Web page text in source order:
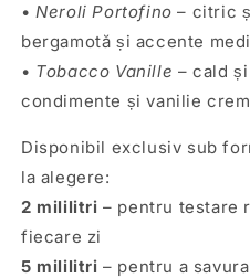
•Neroli Portofino – citric
bergamotă și accente
• Tobacco Vanille – cald
condimente și vanilie
Disponibil exclusiv sub
la alegere:
2 mililitri – pentru testare
fiecare zi
5 mililitri – pentru a